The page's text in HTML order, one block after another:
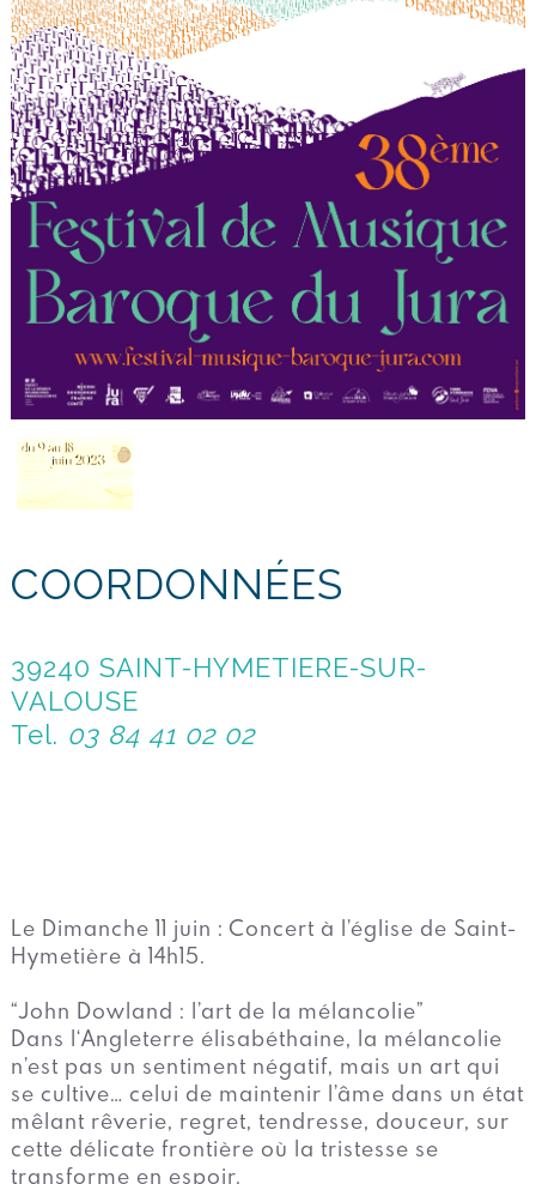
COORDONNÉES
39240 SAINT-HYMETIERE-SUR-
VALOUSE
Tel. 03 84 41 02 02
Le Dimanche 11 juin : Concert à l’église de Saint-
Hymetière à 14h15.
“John Dowland : l’art de la mélancolie”
Dans l‘Angleterre élisabéthaine, la mélancolie
n’est pas un sentiment négatif, mais un art qui
se cultive… celui de maintenir l’âme dans un état
mêlant rêverie, regret, tendresse, douceur, sur
cette délicate frontière où la tristesse se
transforme en espoir.